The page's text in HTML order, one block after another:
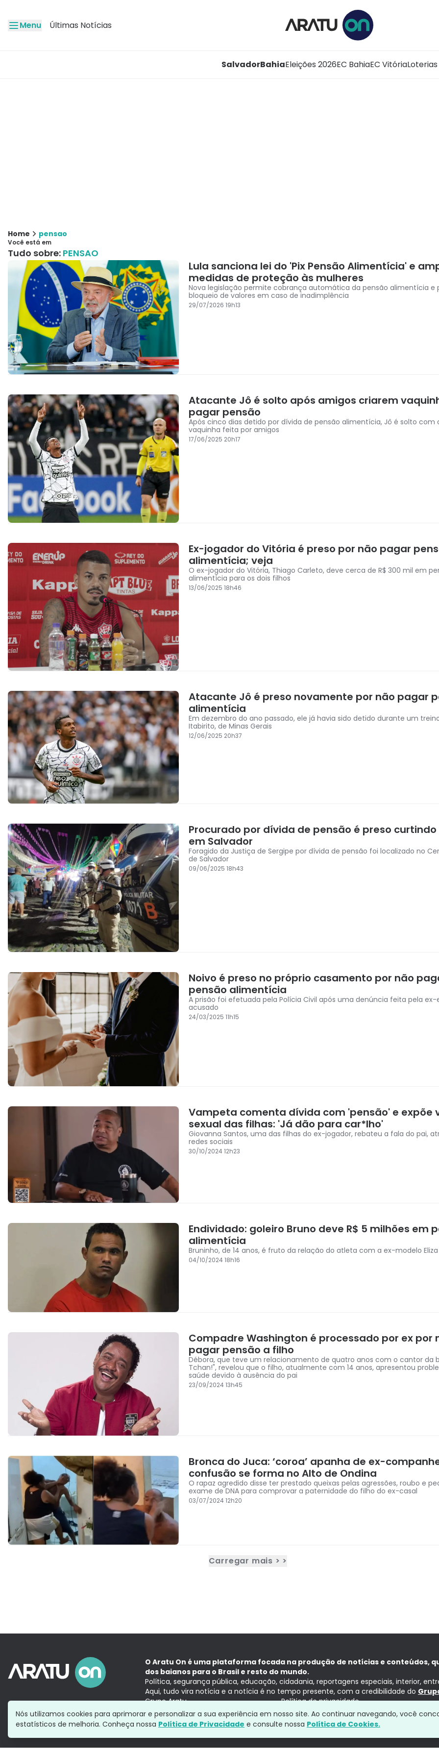
Menu Últimas Notícias
SalvadorBahiaEleições 2026EC BahiaEC VitóriaLoterias
Home pensao
Você está em
Tudo sobre: PENSAO
Lula sanciona lei do 'Pix Pensão Alimentícia' e
medidas de proteção às mulheres
Nova legislação permite cobrança automática da pensão alimentícia e
bloqueio de valores em caso de inadimplência
29/07/2026 19h13
Atacante Jô é solto após amigos criarem
pagar pensão
Após cinco dias detido por dívida de pensão alimentícia, Jô é solto com
vaquinha feita por amigos
17/06/2025 20h17
Ex-jogador do Vitória é preso por não pagar
alimentícia; veja
O ex-jogador do Vitória, Thiago Carleto, deve cerca de R$ 300 mil em
alimentícia para os dois filhos
13/06/2025 18h46
Atacante Jô é preso novamente por não pagar
alimentícia
Em dezembro do ano passado, ele já havia sido detido durante um
Itabirito, de Minas Gerais
12/06/2025 20h37
Procurado por dívida de pensão é preso
em Salvador
Foragido da Justiça de Sergipe por dívida de pensão foi localizado no
de Salvador
09/06/2025 18h43
Noivo é preso no próprio casamento por não
pensão alimentícia
A prisão foi efetuada pela Polícia Civil após uma denúncia feita pela ex-
acusado
24/03/2025 11h15
Vampeta comenta dívida com 'pensão' e expõe
sexual das filhas: 'Já dão para car*lho'
Giovanna Santos, uma das filhas do ex-jogador, rebateu a fala do pai,
redes sociais
30/10/2024 12h23
Endividado: goleiro Bruno deve R$ 5 milhões em
alimentícia
Bruninho, de 14 anos, é fruto da relação do atleta com a ex-modelo
04/10/2024 18h16
Compadre Washington é processado por ex por
pagar pensão a filho
Débora, que teve um relacionamento de quatro anos com o cantor da
Tchan!", revelou que o filho, atualmente com 14 anos, apresentou
saúde devido à ausência do pai
23/09/2024 13h45
Bronca do Juca: ‘coroa’ apanha de ex-
confusão se forma no Alto de Ondina
O rapaz agredido disse ter prestado queixas pelas agressões, roubo e
exame de DNA para comprovar a paternidade do filho do ex-casal
03/07/2024 12h20
Carregar mais > >
O Aratu On é uma plataforma focada na produção de notícias e conteúdos,
dos baianos para o Brasil e resto do mundo.
Política, segurança pública, educação, cidadania, reportagens especiais, interior,
Aqui, tudo vira notícia e a notícia é no tempo presente, com a credibilidade do
Grupo Aratu
Política de privacidade
Nós utilizamos cookies para aprimorar e personalizar a sua experiência em nosso site. Ao continuar navegando, você
estatísticos de melhoria. Conheça nossa Política de Privacidade e consulte nossa Política de Cookies.